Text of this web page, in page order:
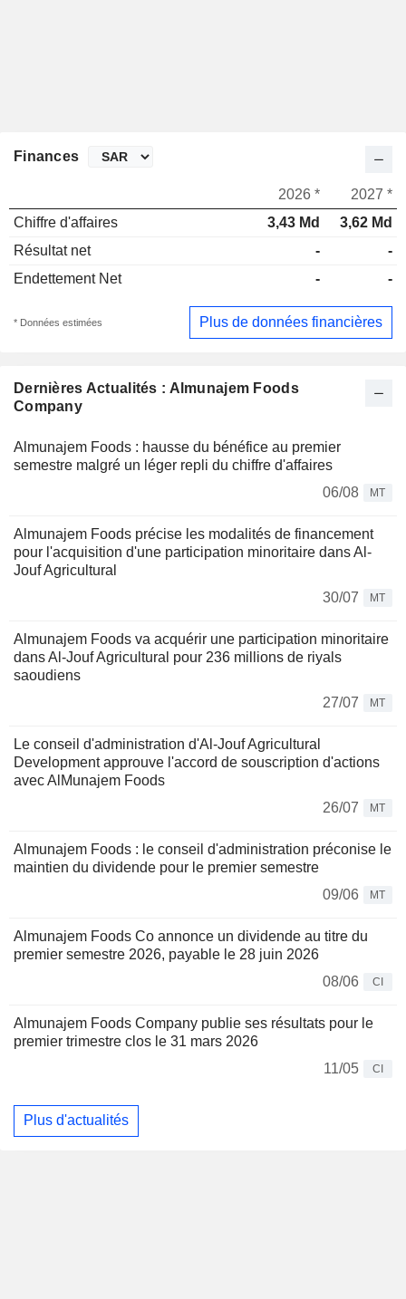
Dernières Actualités : Almunajem Foods
Company
Almunajem Foods : hausse du bénéfice au premier
semestre malgré un léger repli du chiffre d'affaires
06/08
MT
Almunajem Foods précise les modalités de financement
pour l'acquisition d'une participation minoritaire dans Al-
Jouf Agricultural
30/07
MT
Almunajem Foods va acquérir une participation minoritaire
dans Al-Jouf Agricultural pour 236 millions de riyals
saoudiens
27/07
MT
Le conseil d'administration d'Al-Jouf Agricultural
Development approuve l'accord de souscription d'actions
avec AlMunajem Foods
26/07
MT
Almunajem Foods : le conseil d'administration préconise le
maintien du dividende pour le premier semestre
09/06
MT
Almunajem Foods Co annonce un dividende au titre du
premier semestre 2026, payable le 28 juin 2026
08/06
CI
Almunajem Foods Company publie ses résultats pour le
premier trimestre clos le 31 mars 2026
11/05
CI
Plus d'actualités
Finances
2026 *
2027 *
Chiffre d'affaires
3,43 Md
3,62 Md
Résultat net
-
-
Endettement Net
- -
* Données estimées Plus de données financières